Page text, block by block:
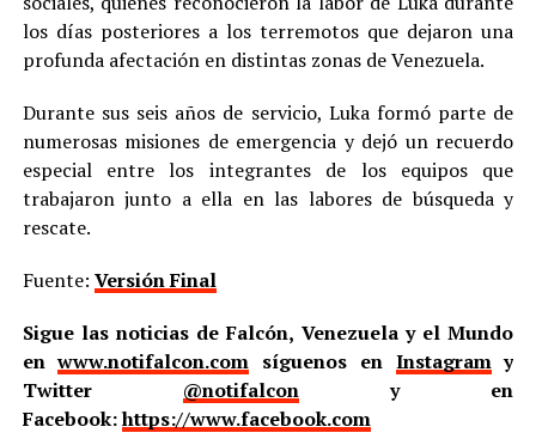
los días posteriores a los terremotos que dejaron una
profunda afectación en distintas zonas de Venezuela.
Durante sus seis años de servicio, Luka formó parte de
numerosas misiones de emergencia y dejó un recuerdo
especial entre los integrantes de los equipos que
trabajaron junto a ella en las labores de búsqueda y
rescate.
Fuente: Versión Final
Sigue las noticias de Falcón, Venezuela y el Mundo
enwww.notifalcon.com síguenos en Instagramy
Twitter @notifalcony en
Facebook:https://www.facebook.com